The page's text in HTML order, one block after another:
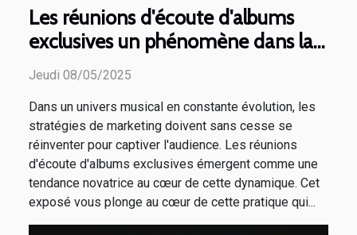
Les réunions d'écoute d'albums
exclusives un phénomène dans la
stratégie de marketing musical
Jeudi 08/05/2025
Dans un univers musical en constante évolution, les
stratégies de marketing doivent sans cesse se
réinventer pour captiver l'audience. Les réunions
d'écoute d'albums exclusives émergent comme une
tendance novatrice au cœur de cette dynamique. Cet
exposé vous plonge au cœur de cette pratique qui...